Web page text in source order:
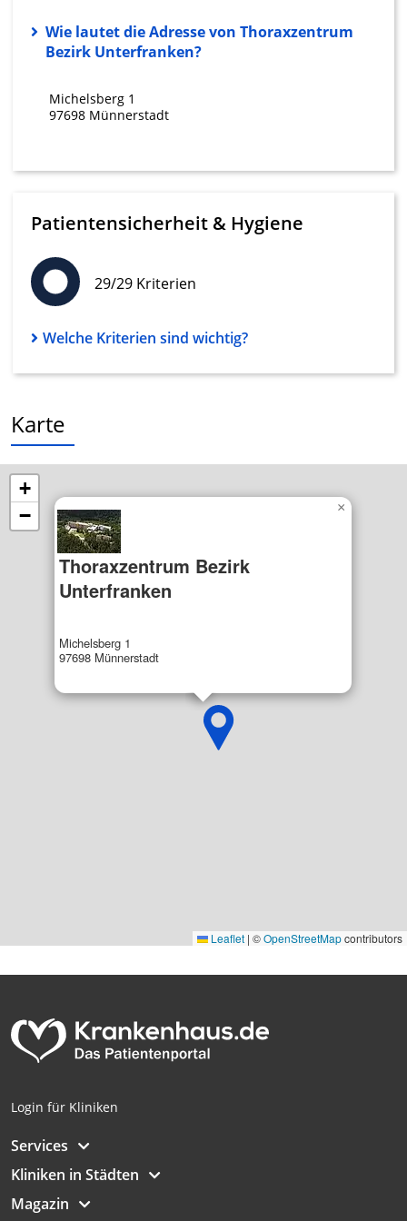
Wie lautet die Adresse von Thoraxzentrum
Bezirk Unterfranken?
Michelsberg 1
97698 Münnerstadt
Patientensicherheit & Hygiene
29/29 Kriterien
Welche Kriterien sind wichtig?
Karte
Thoraxzentrum Bezirk
Unterfranken
Michelsberg 1
97698 Münnerstadt
×
+
−
Leaflet | ©OpenStreetMapcontributors
Login für Kliniken
Services
Kliniken in Städten
Magazin
Messung der Performance von Inhalten
Analyse von Zielgruppen durch Statistiken
oder Kombinationen von Daten aus
verschiedenen Quellen
Angebote
Verwendung reduzierter Daten zur Auswahl
von Inhalten
IAB-Besonderheiten:
Verwendung genauer Standortdaten
Informationen identifizieren
Nicht-IAB-Verarbeitungszwecke:
Performance
Funktional
Werbung